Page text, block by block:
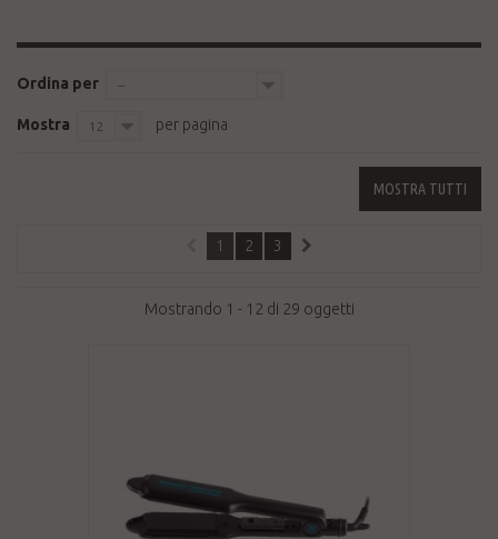
Ordina per --
Mostra 12 per pagina
MOSTRA TUTTI
1 2 3
Mostrando 1 - 12 di 29 oggetti